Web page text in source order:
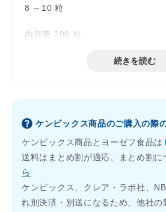
8 ～10 粒
内容量 200 粒
続きを読む
ケンビックス商品のご購入の際
ケンビックス商品とヨーゼフ食品は
送料はまとめ割が適応。まとめ割に
ら
ケンビックス、クレア・ラボ社、
れ別決済・別送になるため、他社の